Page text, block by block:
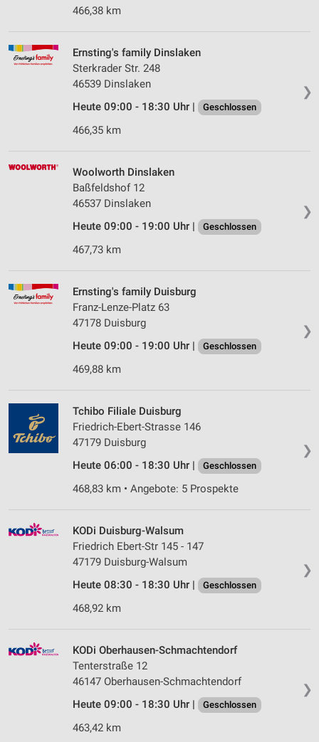
466,38 km
❯
Ernsting's family Dinslaken
Sterkrader Str. 248
46539 Dinslaken
Heute 09:00 - 18:30 Uhr |
Geschlossen
466,35 km
❯
Woolworth Dinslaken
Baßfeldshof 12
46537 Dinslaken
Heute 09:00 - 19:00 Uhr |
Geschlossen
467,73 km
❯
Ernsting's family Duisburg
Franz-Lenze-Platz 63
47178 Duisburg
Heute 09:00 - 19:00 Uhr |
Geschlossen
469,88 km
❯
Tchibo Filiale Duisburg
Friedrich-Ebert-Strasse 146
47179 Duisburg
Heute 06:00 - 18:30 Uhr |
Geschlossen
468,83 km • Angebote: 5 Prospekte
❯
KODi Duisburg-Walsum
Friedrich Ebert-Str 145 - 147
47179 Duisburg-Walsum
Heute 08:30 - 18:30 Uhr |
Geschlossen
468,92 km
❯
KODi Oberhausen-Schmachtendorf
Tenterstraße 12
46147 Oberhausen-Schmachtendorf
Heute 09:00 - 18:30 Uhr |
Geschlossen
463,42 km